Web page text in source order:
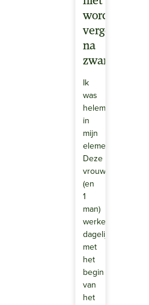
worden
vergeten
na
Ik
was
helemaal
in
mijn
element.
Deze
vrouwen
(en
1
man)
werken
dagelijks
met
het
begin
van
het